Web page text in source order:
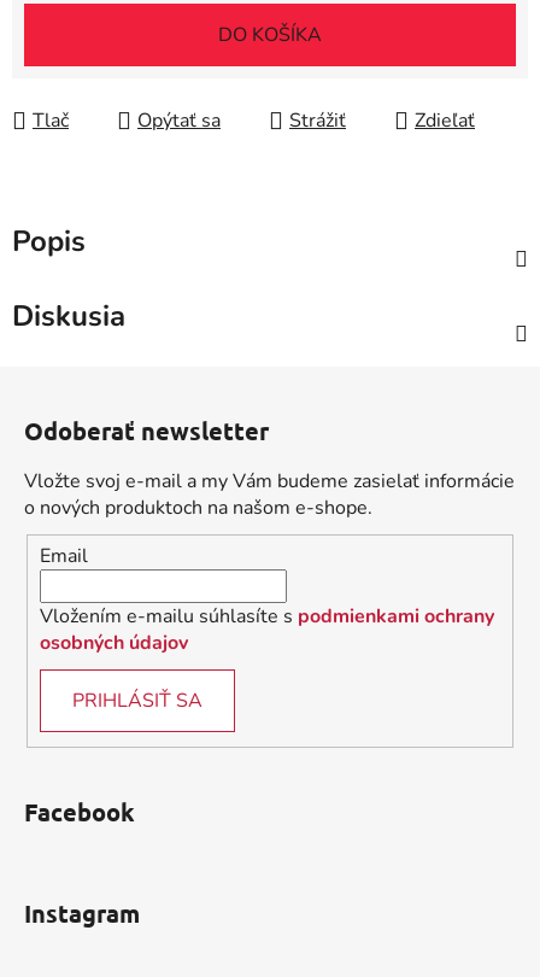
DO KOŠÍKA
Tlač Opýtať sa Strážiť Zdieľať
Popis
Diskusia
Odoberať newsletter
Vložte svoj e-mail a my Vám budeme zasielať informácie
o nových produktoch na našom e-shope.
Email
Vložením e-mailu súhlasíte s podmienkami ochrany
osobných údajov
PRIHLÁSIŤ SA
Facebook
Instagram